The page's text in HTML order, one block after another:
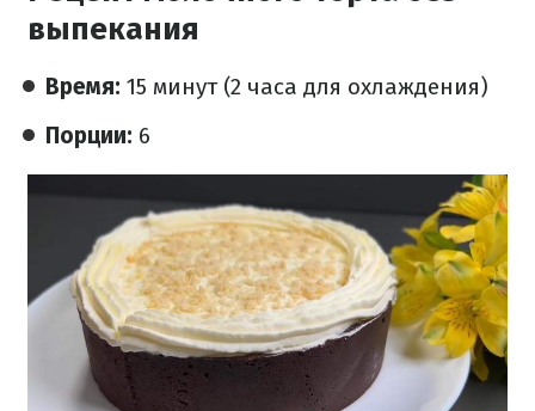
выпекания
Время: 15 минут (2 часа для охлаждения)
Порции: 6